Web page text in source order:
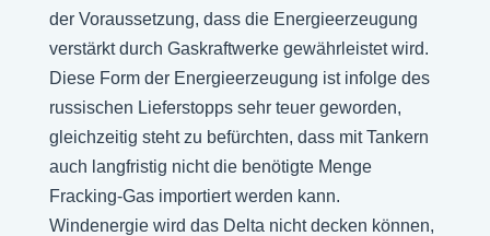
der Voraussetzung, dass die Energieerzeugung
verstärkt durch Gaskraftwerke gewährleistet wird.
Diese Form der Energieerzeugung ist infolge des
russischen Lieferstopps sehr teuer geworden,
gleichzeitig steht zu befürchten, dass mit Tankern
auch langfristig nicht die benötigte Menge
Fracking-Gas importiert werden kann.
Windenergie wird das Delta nicht decken können,